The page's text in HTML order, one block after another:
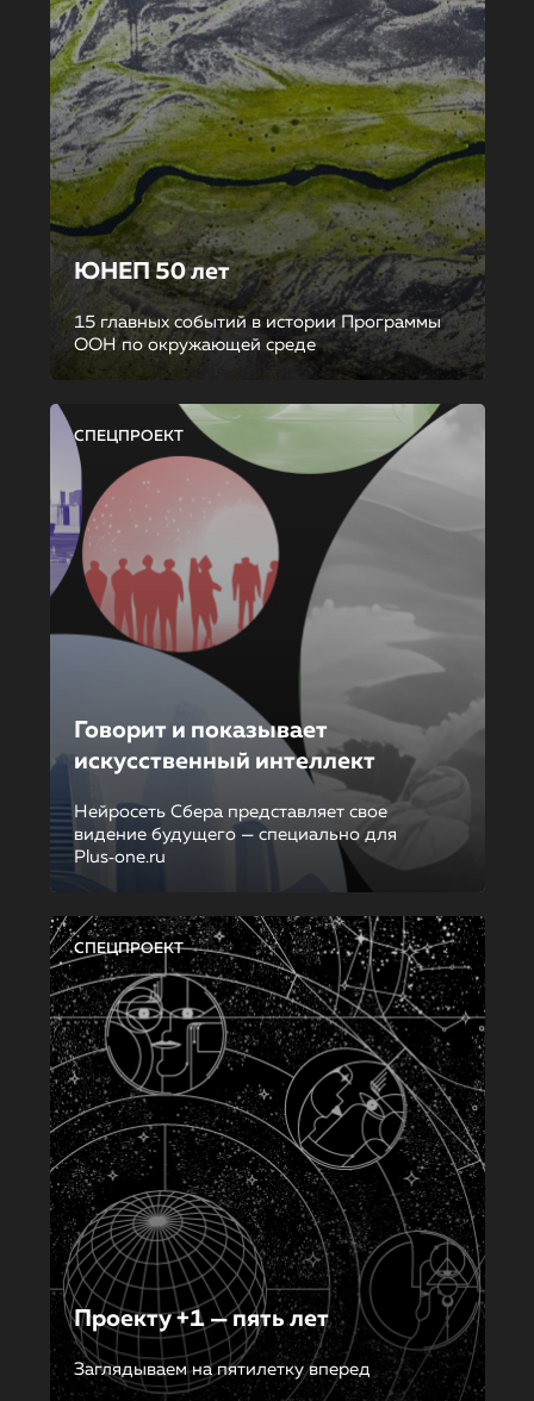
ЮНЕП 50 лет
15 главных событий в истории Программы
ООН по окружающей среде
СПЕЦПРОЕКТ
Говорит и показывает
искусственный интеллект
Нейросеть Сбера представляет свое
видение будущего — специально для
Plus‑one.ru
СПЕЦПРОЕКТ
Проекту +1 — пять лет
Заглядываем на пятилетку вперед